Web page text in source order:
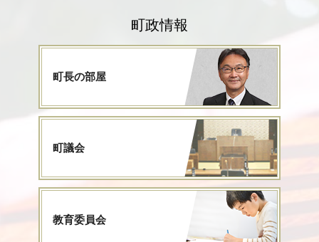
町政情報
町長の部屋
町議会
教育委員会